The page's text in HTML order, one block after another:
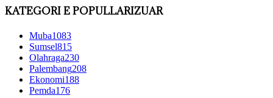
KATEGORI E POPULLARIZUAR
Muba1083
Sumsel815
Olahraga230
Palembang208
Ekonomi188
Pemda176